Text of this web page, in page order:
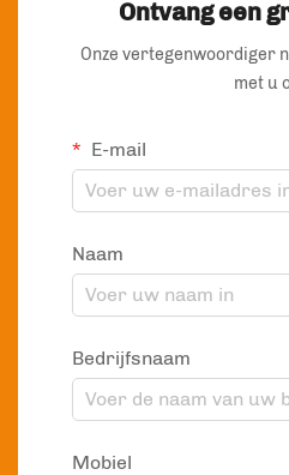
Ontvang een
Onze vertegenwoordiger
met u
E-mail
Naam
Bedrijfsnaam
Mobiel